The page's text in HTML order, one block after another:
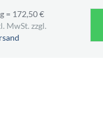
= 172,50 €
MwSt. zzgl.